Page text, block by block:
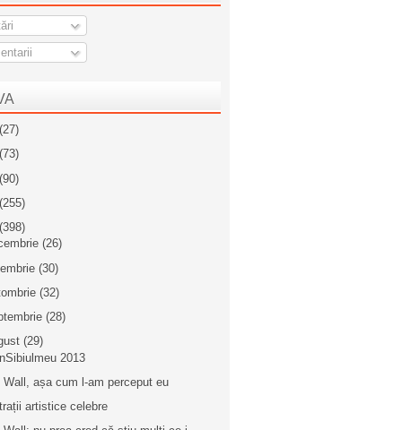
(27)
(73)
(90)
(255)
(398)
(26)
(30)
(32)
(28)
(29)
2013
Wall, așa cum l-am perceput eu
artistice celebre